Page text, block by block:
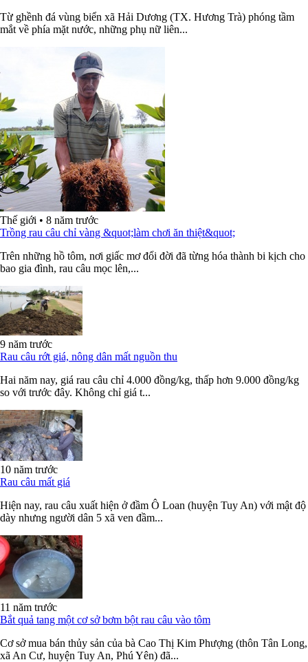
Từ ghềnh đá vùng biển xã Hải Dương (TX. Hương Trà) phóng tầm
mắt về phía mặt nước, những phụ nữ liên...
Thế giới • 8 năm trước
Trồng rau câu chỉ vàng &quot;làm chơi ăn thiệt&quot;
Trên những hồ tôm, nơi giấc mơ đổi đời đã từng hóa thành bi kịch cho
bao gia đình, rau câu mọc lên,...
9 năm trước
Rau câu rớt giá, nông dân mất nguồn thu
Hai năm nay, giá rau câu chỉ 4.000 đồng/kg, thấp hơn 9.000 đồng/kg
so với trước đây. Không chỉ giá t...
10 năm trước
Rau câu mất giá
Hiện nay, rau câu xuất hiện ở đầm Ô Loan (huyện Tuy An) với mật độ
dày nhưng người dân 5 xã ven đầm...
11 năm trước
Bắt quả tang một cơ sở bơm bột rau câu vào tôm
Cơ sở mua bán thủy sản của bà Cao Thị Kim Phượng (thôn Tân Long,
xã An Cư, huyện Tuy An, Phú Yên) đã...